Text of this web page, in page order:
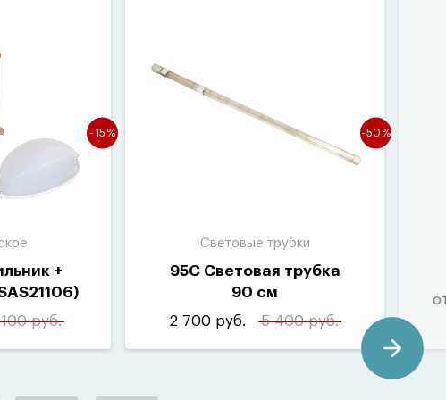
-15%
+
руб.
-50%
Световые трубки
95С Световая трубка
90 см
2 700 руб.
5 400 руб.